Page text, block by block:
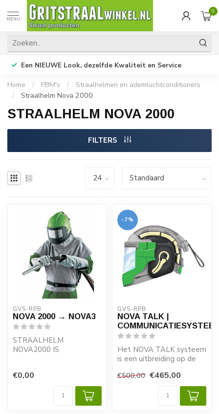
MENU
0
Een NIEUWE Look, dezelfde Kwaliteit en Service
Home / PBM's /
Straalhelmen en ademluchtconditioners
/
Straalhelm Nova 2000
STRAALHELM NOVA 2000
FILTERS
GVS-RPB
NOVA 2000 → NOVA3
STRAALHELM
NOVA2000 IS
€0,00
-7%
GVS-RPB
NOVA TALK |
Het NOVA TALK systeem
is een uitbreiding op de
om i.c.m. ...
€500,00 €465,00